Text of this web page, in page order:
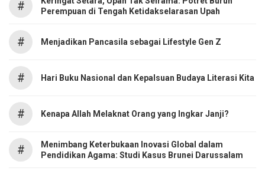
#
Perempuan di Tengah Ketidakselarasan Upah
# Menjadikan Pancasila sebagai Lifestyle Gen Z
# Hari Buku Nasional dan Kepalsuan Budaya Literasi Kita
# Kenapa Allah Melaknat Orang yang Ingkar Janji?
#
Menimbang Keterbukaan Inovasi Global dalam
Pendidikan Agama: Studi Kasus Brunei Darussalam